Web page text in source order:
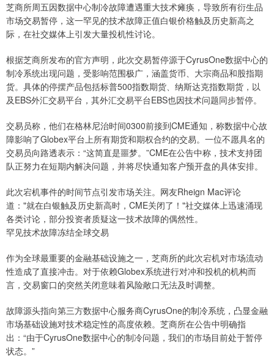
芝商所周五因数据中心制冷故障遭遇重大技术瘫痪，导致所有衍生品
市场交易暂停，这一罕见的技术故障正值白银价格触及历史新高之
际，在社交媒体上引发大量投机性讨论。
根据芝商所发布的官方声明，此次交易暂停源于CyrusOne数据中心的
制冷系统出现问题，受影响范围极广，涵盖货币、大宗商品和股指期
货。具体的停摆产品包括标普500指数期货、纳斯达克指数期货，以
及EBS外汇交易平台，其外汇交易平台EBS也因技术问题同步暂停。
交易员称，他们在格林尼治时间0300前接到CME通知，称数据中心故
障影响了Globex平台上所有期货和期权合约的交易。一位不愿具名的
交易员向路透表示：“这简直是噩梦。”CME在公告中称，技术支持团
队正努力在短期内解决问题，并将尽快通知客户预开盘的具体安排。
此次宕机事件的时间节点引发市场关注。网友Rheign Mac评论
道："就在白银触及历史新高时，CME关闭了！"社交媒体上迅速涌现
各类讨论，部分投资者质疑这一技术故障的偶然性。
罕见技术故障冻结全球交易
作为全球最重要的金融基础设施之一，芝商所的此次宕机对市场流动
性造成了直接冲击。对于依赖Globex系统进行对冲和投机的机构而
言，交易窗口的突然关闭意味着风险敞口无法及时调整。
故障源头指向第三方数据中心服务商CyrusOne的制冷系统，凸显金融
市场基础设施对技术稳定性的高度依赖。芝商所在公告中明确指
出：“由于CyrusOne数据中心的制冷问题，我们的市场目前处于暂停
状态。”